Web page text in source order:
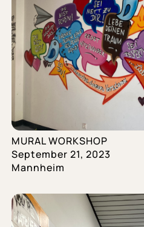
MURAL WORKSHOP
September 21, 2023
Mannheim